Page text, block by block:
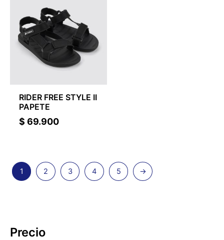
Precio
RIDER FREE STYLE II
PAPETE
$ 69.900
1 2 3 4 5 →